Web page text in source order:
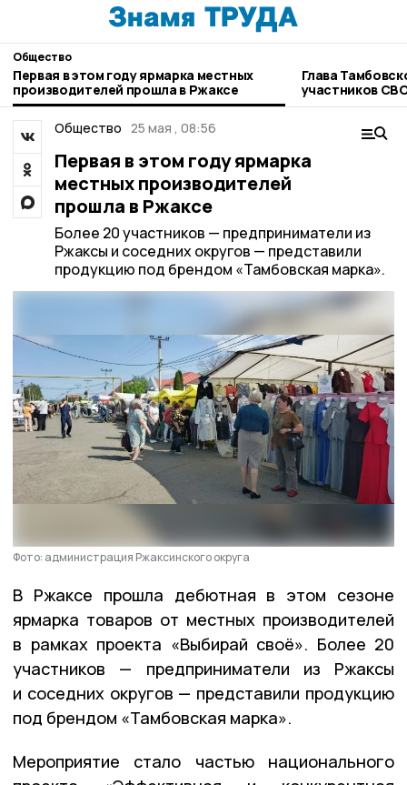
Общество
Первая в этом году ярмарка местных
производителей прошла в Ржаксе
Глава
участников
Общество 25 мая , 08:56
Первая в этом году ярмарка
местных производителей
прошла в Ржаксе
Более 20 участников — предприниматели из
Ржаксы и соседних округов — представили
продукцию под брендом «Тамбовская марка».
Фото: администрация Ржаксинского округа
В Ржаксе прошла дебютная в этом сезоне
ярмарка товаров от местных производителей
в рамках проекта «Выбирай своё». Более 20
участников — предприниматели из Ржаксы
и соседних округов — представили продукцию
под брендом «Тамбовская марка».
Мероприятие стало частью национального